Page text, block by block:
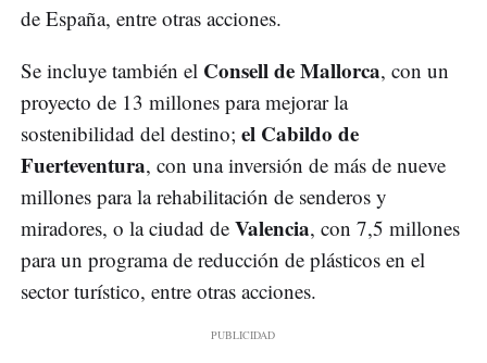
de España, entre otras acciones.
Se incluye también el Consell de Mallorca, con un
proyecto de 13 millones para mejorar la
sostenibilidad del destino; el Cabildo de
Fuerteventura, con una inversión de más de nueve
millones para la rehabilitación de senderos y
miradores, o la ciudad de Valencia, con 7,5 millones
para un programa de reducción de plásticos en el
sector turístico, entre otras acciones.